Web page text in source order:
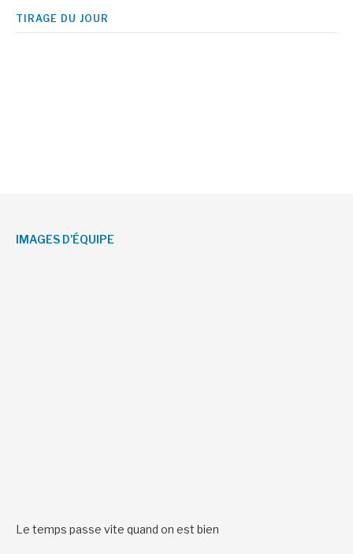
TIRAGE DU JOUR
IMAGES D’ÉQUIPE
Le temps passe vite quand on est bien